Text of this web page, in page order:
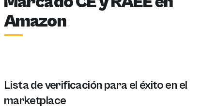
Amazon
Lista de verificación para el éxito en el
marketplace